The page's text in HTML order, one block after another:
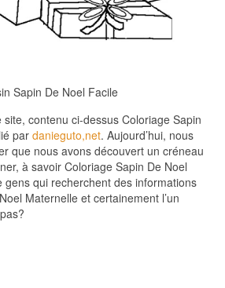
Sapin De Noel Facile
site, contenu ci-dessus Coloriage Sapin
par danieguto,net. Aujourd’hui, nous
que nous avons découvert un créneau
à savoir Coloriage Sapin De Noel
gens qui recherchent des informations
Maternelle et certainement l’un